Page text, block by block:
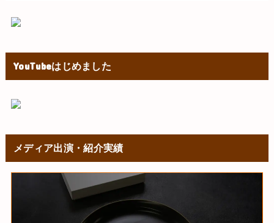
YouTubeはじめました
メディア出演・紹介実績